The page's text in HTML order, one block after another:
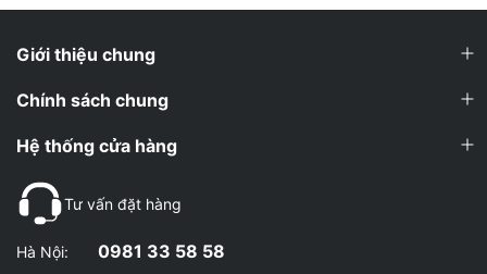
Tỷ lệ
(Pea)
Gạo lứt (Brown
Rice)
gai dầu
~65–70%
Giới thiệu chung
Chính sách chung
Hệ thống cửa hàng
Tư vấn đặt hàng
Hà Nội: 0981 33 58 58